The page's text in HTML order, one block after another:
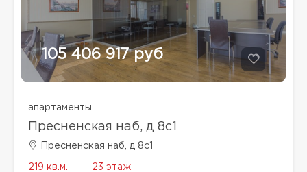
105 406 917 руб
апартаменты
Пресненская наб, д 8с1
Пресненская наб, д 8с1
219 кв.м. 23 этаж